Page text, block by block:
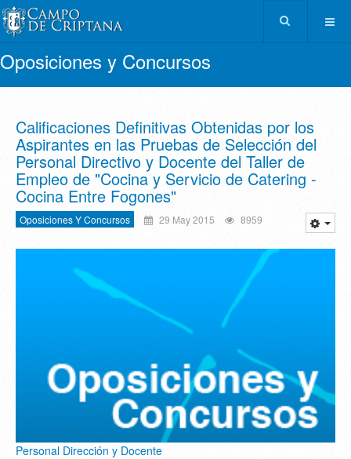
Oposiciones y Concursos
Calificaciones Definitivas Obtenidas por los
Aspirantes en las Pruebas de Selección del
Personal Directivo y Docente del Taller de
Empleo de "Cocina y Servicio de Catering -
Cocina Entre Fogones"
Oposiciones Y Concursos 29 May 2015 8959
Personal Dirección y Docente